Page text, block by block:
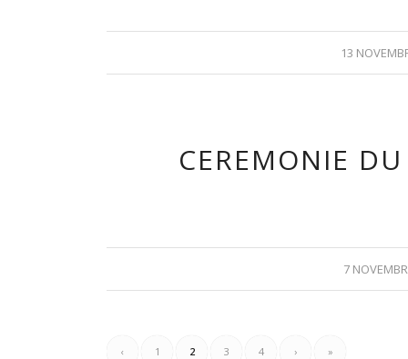
13
CEREMONIE
7
‹ 1 2 3 4 › »